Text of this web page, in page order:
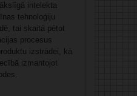
intelekta
tehnoloģiju
tai skaitā pētot
procesus
izstrādei, kā
izmantojot